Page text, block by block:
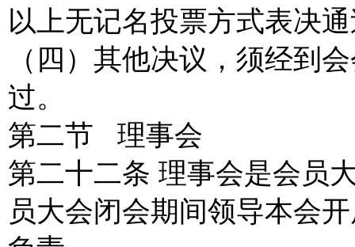
以上无记名投票方式表决
（四）其他决议，须经到
过。
第二节 理事会
第二十二条 理事会是会员
员大会闭会期间领导本会